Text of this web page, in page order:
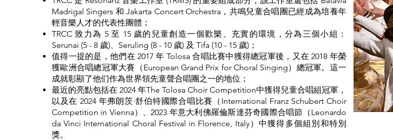
Madrigal Singers 和 Jakarta Concert Orchestra，共鳴兒童合唱團已經成為培養年
輕音樂人才的代表性團體；
TRCC 致力為 5 至 15 歲的兒童創造一個歡樂、充實的環境，分為三個小組：
Serunai (5 - 8 歲)、Seruling (8 - 10 歲) 及 Tifa (10 - 15 歲)；
值得一提的是，他們在 2017 年 Tolosa 合唱比賽中獲得總冠軍後，又在 2018 年榮
獲歐洲合唱總冠軍大賽（European Grand Prix for Choral Singing）總冠軍。這一
成就彰顯了他们作為世界領先童聲合唱團之一的地位；
最近的亮點包括在 2024 年The Tolosa Choir Competition中獲得兒童合唱組冠軍，
以及在 2024 年弗朗茨·舒伯特國際合唱比賽（International Franz Schubert Choir
Competition in Vienna）、2023 年意大利佛羅倫斯達芬奇國際合唱節（Leonardo
da Vinci International Choral Festival in Florence, Italy）中獲得多個組別和特別
獎。